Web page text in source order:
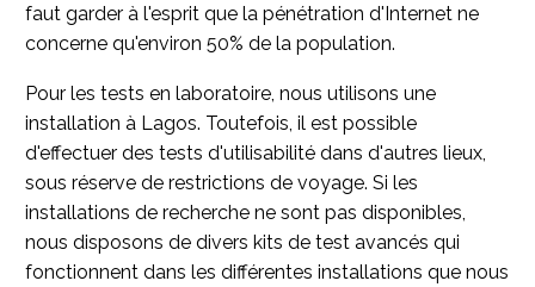
faut garder à l'esprit que la pénétration d'Internet ne
concerne qu'environ 50% de la population.
Pour les tests en laboratoire, nous utilisons une
installation à Lagos. Toutefois, il est possible
d'effectuer des tests d'utilisabilité dans d'autres lieux,
sous réserve de restrictions de voyage. Si les
installations de recherche ne sont pas disponibles,
nous disposons de divers kits de test avancés qui
fonctionnent dans les différentes installations que nous